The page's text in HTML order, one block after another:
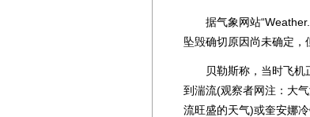
据气象网站
坠毁确切原因尚未确定，
贝勒斯称，当时飞机正
到湍流(观察者网注：大
流旺盛的天气)或奎安娜